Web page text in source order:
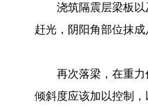
浇筑隔震层梁板
赶光，阴阳角部位抹成
再次落梁，在重
倾斜度应该加以控制，